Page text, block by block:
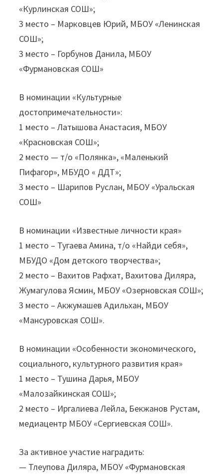
«Курлинская СОШ»;
3 место – Марковцев Юрий, МБОУ «Ленинская
СОШ»;
3 место – Горбунов Данила, МБОУ
«Фурмановская СОШ»
В номинации «Культурные
достопримечательности»:
1 место – Латышова Анастасия, МБОУ
«Красновская СОШ»;
2 место — т/о «Полянка», «Маленький
Пифагор», МБУДО « ДДТ»;
3 место – Шарипов Руслан, МБОУ «Уральская
СОШ»
В номинации «Известные личности края»
1 место – Тугаева Амина, т/о «Найди себя»,
МБУДО «Дом детского творчества»;
2 место – Вахитов Рафхат, Вахитова Диляра,
Жумагулова Ясмин, МБОУ «Озерновская СОШ»;
3 место – Акжумашев Адильхан, МБОУ
«Мансуровская СОШ».
В номинации «Особенности экономического,
социального, культурного развития края»
1 место – Тушина Дарья, МБОУ
«Малозайкинская СОШ»;
2 место – Иргалиева Лейла, Бекжанов Рустам,
медиацентр МБОУ «Сергиевская СОШ».
За активное участие наградить:
— Тлеупова Диляра, МБОУ «Фурмановская